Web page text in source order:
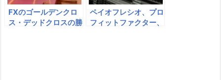
FXのゴールデンクロ
ス・デッドクロスの勝
ペイオフレシオ、プロ
フィットファクター、